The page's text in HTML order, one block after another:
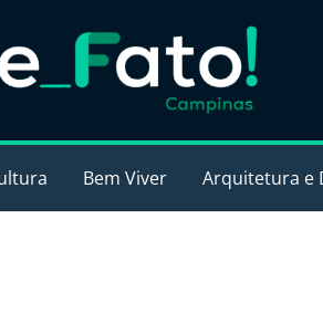
Bem Viver Arquitetura e